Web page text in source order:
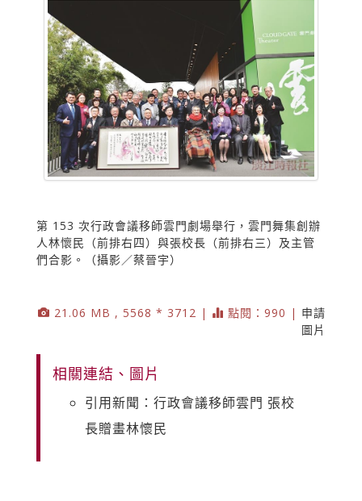
第 153 次行政會議移師雲門劇場舉行，雲門舞集創辦
人林懷民（前排右四）與張校長（前排右三）及主管
們合影。（攝影／蔡晉宇）
21.06 MB , 5568 * 3712 | 點閱：990 | 申請
圖片
相關連結、圖片
引用新聞：行政會議移師雲門 張校
長贈畫林懷民